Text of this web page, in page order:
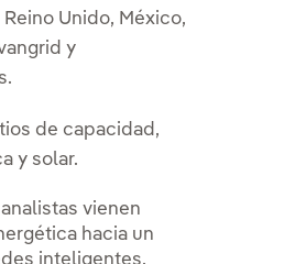
Unido, México,
y
de capacidad,
y solar.
vienen
hacia un
inteligentes,